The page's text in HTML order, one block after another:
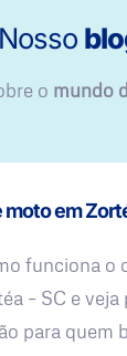
Nosso
o mundo
em
funciona o
– SC e veja
para quem